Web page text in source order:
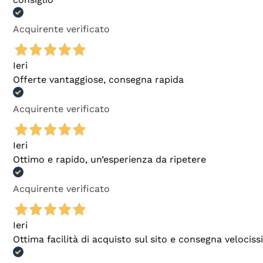
Acquirente verificato
Ieri
Offerte vantaggiose, consegna rapida
Acquirente verificato
Ieri
Ottimo e rapido, un’esperienza da ripetere
Acquirente verificato
Ieri
Ottima facilità di acquisto sul sito e consegna